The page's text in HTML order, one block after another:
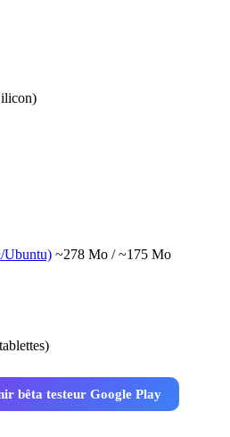
Ubuntu) ~278 Mo / ~175 Mo
bêta testeur Google Play